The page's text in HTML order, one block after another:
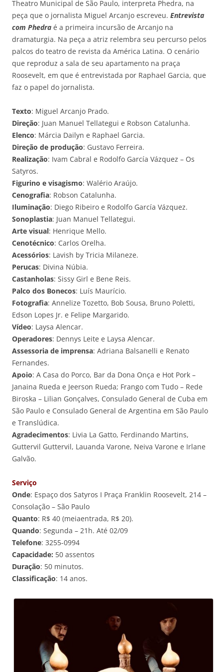
Theatro Municipal de São Paulo, interpreta Phedra, na
peça que o jornalista Miguel Arcanjo escreveu. Entrevista
com Phedra é a primeira incursão de Arcanjo na
dramaturgia. Na peça a atriz relembra seu percurso pelos
palcos do teatro de revista da América Latina. O cenário
que reproduz a sala de seu apartamento na praça
Roosevelt, em que é entrevistada por Raphael Garcia, que
faz o papel do jornalista.
Texto: Miguel Arcanjo Prado.
Direção: Juan Manuel Tellategui e Robson Catalunha.
Elenco: Márcia Dailyn e Raphael Garcia.
Direção de produção: Gustavo Ferreira.
Realização: Ivam Cabral e Rodolfo García Vázquez – Os
Satyros.
Figurino e visagismo: Walério Araújo.
Cenografia: Robson Catalunha.
Iluminação: Diego Ribeiro e Rodolfo García Vázquez.
Sonoplastia: Juan Manuel Tellategui.
Arte visual: Henrique Mello.
Cenotécnico: Carlos Orelha.
Acessórios: Lavish by Tricia Milaneze.
Perucas: Divina Núbia.
Castanholas: Sissy Girl e Bene Reis.
Palco dos Bonecos: Luís Maurício.
Fotografia: Annelize Tozetto, Bob Sousa, Bruno Poletti,
Edson Lopes Jr. e Felipe Margarido.
Vídeo: Laysa Alencar.
Operadores: Dennys Leite e Laysa Alencar.
Assessoria de imprensa: Adriana Balsanelli e Renato
Fernandes.
Apoio: A Casa do Porco, Bar da Dona Onça e Hot Pork –
Janaina Rueda e Jeerson Rueda; Frango com Tudo – Rede
Biroska – Lilian Gonçalves, Consulado General de Cuba em
São Paulo e Consulado General de Argentina em São Paulo
e Translúdica.
Agradecimentos: Livia La Gatto, Ferdinando Martins,
Guttervil Guttervil, Lauanda Varone, Neiva Varone e Irlane
Galvão.
Serviço
Onde: Espaço dos Satyros I Praça Franklin Roosevelt, 214 –
Consolação – São Paulo
Quanto: R$ 40 (meiaentrada, R$ 20).
Quando: Segunda – 21h. Até 02/09
Telefone: 3255-0994
Capacidade: 50 assentos
Duração: 50 minutos.
Classificação: 14 anos.